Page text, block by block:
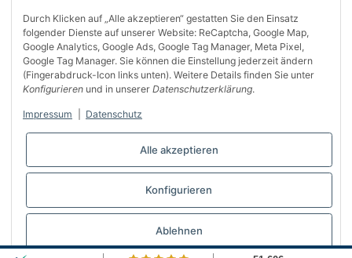
Durch Klicken auf „Alle akzeptieren“ gestatten Sie den Einsatz
folgender Dienste auf unserer Website: ReCaptcha, Google Map,
Google Analytics, Google Ads, Google Tag Manager, Meta Pixel,
Google Tag Manager. Sie können die Einstellung jederzeit ändern
(Fingerabdruck-Icon links unten). Weitere Details finden Sie unter
Konfigurieren und in unserer Datenschutzerklärung.
Impressum Datenschutz
Alle akzeptieren
Konfigurieren
Ablehnen
Über uns
Informationen
Gesetzliches